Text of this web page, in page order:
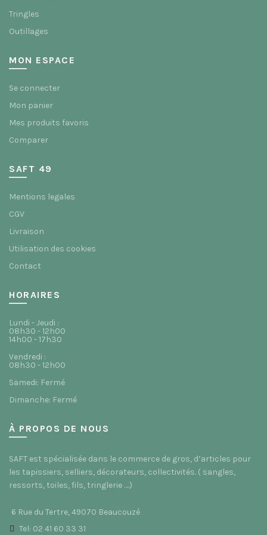
Tringles
Outillages
MON ESPACE
Se connecter
Mon panier
Mes produits favoris
Comparer
SAFT 49
Mentions legales
CGV
Livraison
Utilisation des cookies
Contact
HORAIRES
Lundi - Jeudi :
08h30 - 12h00
14h00 - 17h30
Vendredi :
08h30 - 12h00
Samedi: Fermé
Dimanche: Fermé
À PROPOS DE NOUS
SAFT est spécialisée dans le commerce de gros, d’articles pour
les tapissiers, selliers, décorateurs, collectivités. ( sangles,
ressorts, toiles, fils, tringlerie ….)
6 Rue du Tertre, 49070 Beaucouzé
Tel: 02 41 60 33 31